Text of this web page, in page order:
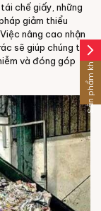
chế giấy, những
giảm thiểu
nâng cao nhận
sẽ giúp chúng ta
và đóng góp
arrow_forward_ios
Sản phẩm khác